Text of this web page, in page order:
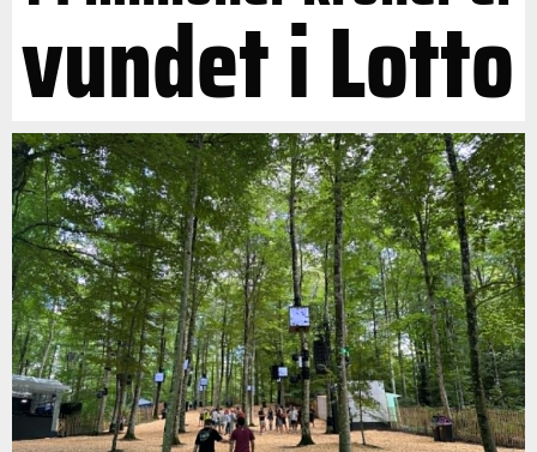
vundet i Lotto